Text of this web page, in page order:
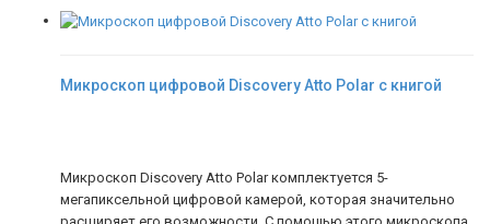
Микроскоп цифровой Discovery Atto Polar с книгой
Микроскоп Discovery Atto Polar комплектуется 5-
мегапиксельной цифровой камерой, которая значительно